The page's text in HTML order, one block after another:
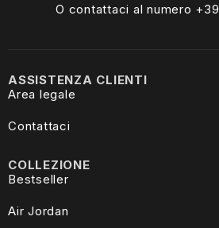
O contattaci al numero +39
COLLEZIONE
Bestseller
Air Jordan
ASSISTENZA CLIENTI
Area legale
Contattaci